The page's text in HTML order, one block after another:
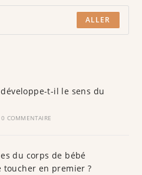
ALLER
t-il le sens du
0 COMMENTAIRE
du corps de bébé
toucher en premier ?